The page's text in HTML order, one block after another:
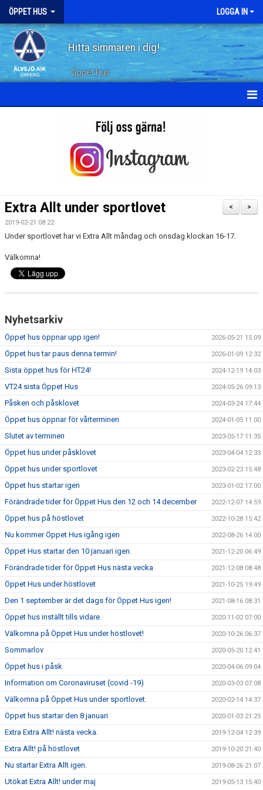
ÖPPET HUS LOGGA IN
Hitta simmaren i dig!
Öppet Hus
>
<
Extra Allt under sportlovet
2019-02-21 08:22
Under sportlovet har vi Extra Allt måndag och onsdag klockan 16-17.
Välkomna!
Nyhetsarkiv
Öppet hus öppnar upp igen! 2026-05-21 15:09
Öppet hus tar paus denna termin! 2026-01-09 12:32
Sista öppet hus för HT24! 2024-12-19 14:03
VT24 sista Öppet Hus 2024-05-26 09:13
Påsken och påsklovet 2024-03-24 17:44
Öppet hus öppnar för vårterminen 2024-01-05 11:00
Slutet av terminen 2023-05-17 11:35
Öppet hus under påsklovet 2023-04-04 12:33
Öppet hus under sportlovet 2023-02-23 15:48
Öppet hus startar igen 2023-01-02 17:00
Förändrade tider för Öppet Hus den 12 och 14 december 2022-12-07 14:59
Öppet hus på höstlovet 2022-10-28 15:42
Nu kommer Öppet Hus igång igen 2022-08-26 14:00
Öppet Hus startar den 10 januari igen. 2021-12-20 06:49
Förändrade tider för Öppet Hus nästa vecka 2021-12-08 08:48
Öppet Hus under höstlovet 2021-10-25 19:49
Den 1 september är det dags för Öppet Hus igen! 2021-08-16 08:31
Öppet hus inställt tills vidare 2020-11-02 07:00
Välkomna på Öppet Hus under höstlovet! 2020-10-26 06:37
Sommarlov 2020-05-20 12:41
Öppet hus i påsk 2020-04-06 09:04
Information om Coronaviruset (covid -19) 2020-03-03 07:08
Välkomna på Öppet Hus under sportlovet. 2020-02-14 14:37
Öppet hus startar den 8 januari 2020-01-03 21:25
Extra Extra Allt! nästa vecka. 2019-12-04 12:39
Extra Allt! på höstlovet 2019-10-20 21:40
Nu startar Extra Allt igen. 2019-08-26 21:07
Utökat Extra Allt! under maj 2019-05-13 15:40